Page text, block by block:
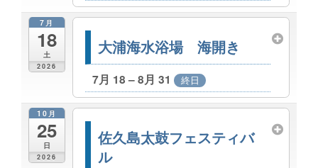
7月
18
土
2026
大浦海水浴場 海開き
7月 18 – 8月 31 終日
10月
25
日
2026
佐久島太鼓フェスティバ
ル